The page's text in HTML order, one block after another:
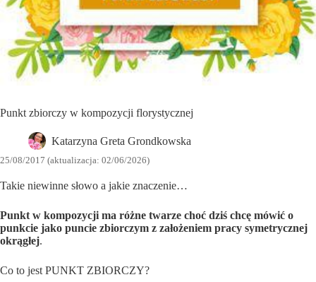
Punkt zbiorczy w kompozycji florystycznej
Katarzyna Greta Grondkowska
25/08/2017 (aktualizacja: 02/06/2026)
Takie niewinne słowo a jakie znaczenie…
Punkt w kompozycji ma różne twarze choć dziś chcę mówić o
punkcie jako puncie zbiorczym z założeniem pracy symetrycznej
okrągłej.
Co to jest PUNKT ZBIORCZY?